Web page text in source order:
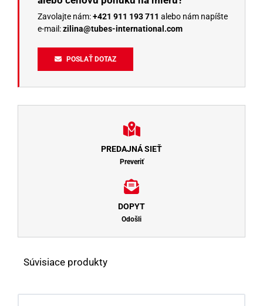
Zavolajte nám:+421 911 193 711 alebo nám napíšte
e-mail:zilina@tubes-international.com
POSLAŤ DOTAZ
PREDAJNÁ SIEŤ
Preveriť
DOPYT
Odošli
Súvisiace produkty